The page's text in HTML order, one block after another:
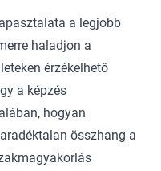
a legjobb
haladjon a
érzékelhető
a képzés
hogyan
összhang a